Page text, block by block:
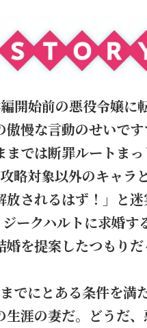
開始前の悪役令嬢に
慢な言動のせいで
までは断罪ルートまっ
略対象以外のキャラ
されるはず！」と迷
ークハルトに求婚す
婚を提案したつもり
でにとある条件を満
涯の妻だ。どうだ、